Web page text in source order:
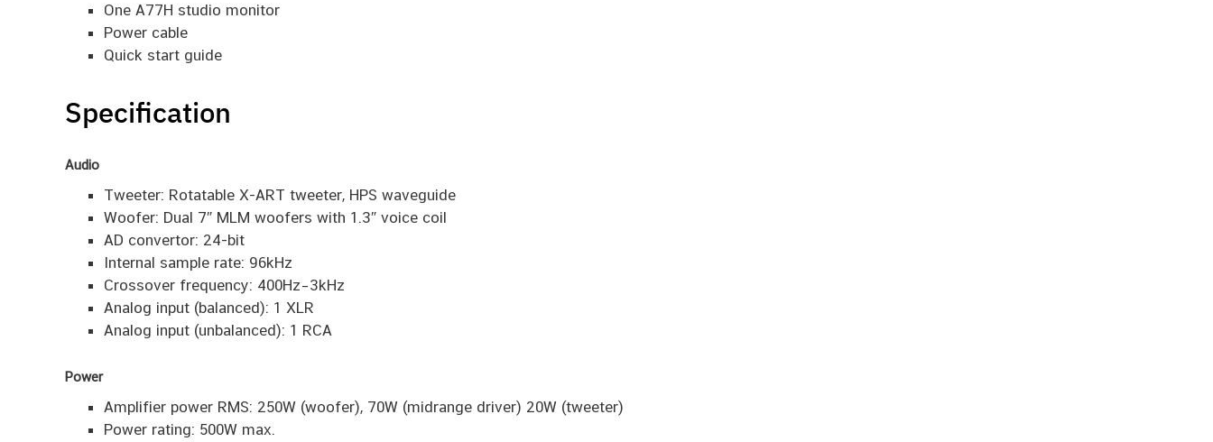
One A77H studio monitor
Power cable
Quick start guide
Specification
Audio
Tweeter: Rotatable X-ART tweeter, HPS waveguide
Woofer: Dual 7″ MLM woofers with 1.3″ voice coil
AD convertor: 24-bit
Internal sample rate: 96kHz
Crossover frequency: 400Hz–3kHz
Analog input (balanced): 1 XLR
Analog input (unbalanced): 1 RCA
Power
Amplifier power RMS: 250W (woofer), 70W (midrange driver) 20W (tweeter)
Power rating: 500W max.